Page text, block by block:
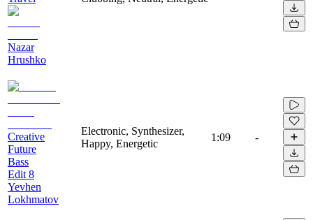
Nazar
Hrushko
Creative
Future
Bass
Edit 8
Yevhen
Lokhmatov
Electronic, Synthesizer,
Happy, Energetic
1:09 -